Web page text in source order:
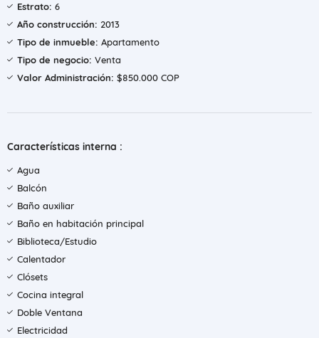
Estrato: 6
Año construcción: 2013
Tipo de inmueble: Apartamento
Tipo de negocio: Venta
Valor Administración: $850.000 COP
Características interna :
Agua
Balcón
Baño auxiliar
Baño en habitación principal
Biblioteca/Estudio
Calentador
Clósets
Cocina integral
Doble Ventana
Electricidad